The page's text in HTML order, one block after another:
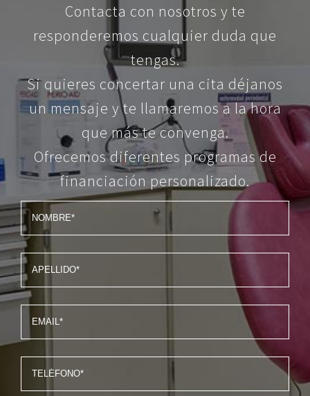
Contacta con nosotros y te
responderemos cualquier duda que
tengas.
Si quieres concertar una cita déjanos
un mensaje y te llamaremos a la hora
que más te convenga.
Ofrecemos diferentes programas de
financiación personalizado.